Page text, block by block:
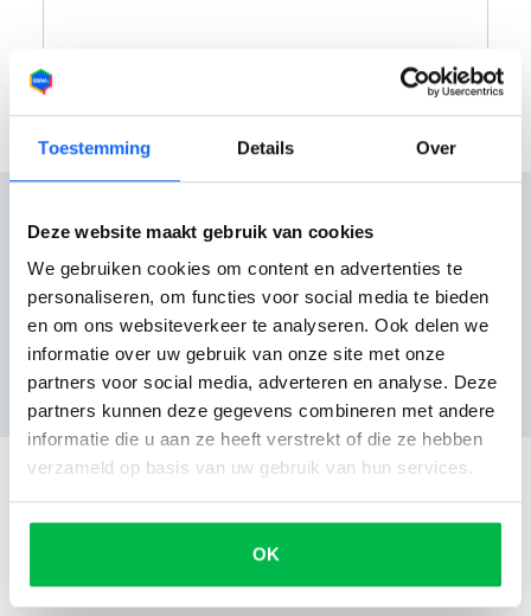
Toestemming Details Over
Deze website maakt gebruik van cookies
We gebruiken cookies om content en advertenties te
personaliseren, om functies voor social media te bieden
en om ons websiteverkeer te analyseren. Ook delen we
informatie over uw gebruik van onze site met onze
partners voor social media, adverteren en analyse. Deze
partners kunnen deze gegevens combineren met andere
informatie die u aan ze heeft verstrekt of die ze hebben
verzameld op basis van uw gebruik van hun services.
OK
Reviews
Nog geen reviews